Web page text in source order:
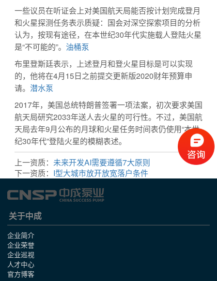
一些议员在听证会上对美国航天局能否按计划完成登月
和火星探测任务表示质疑：国会对深空探索项目的分析
认为，按现有途径，在本世纪30年代实施载人登陆火星
是“不可能的”。 油桶泵
布里登斯廷表示，上述登月和登火星目标是可以实现
的，他将在4月15日之前提交更新版2020财年预算申
请。 潜水泵
2017年，美国总统特朗普签署一项法案，初次要求美国
航天局研究2033年送人去火星的可行性。不过，美国航
天局去年9月公布的月球和火星任务时间表仍使用“本世
纪30年代”登陆火星的模糊表述。
上一资质： 未来开发AI需要遵循7大原则
下一资质： I型大城市放开放宽落户条件
关于中成
企业简介
企业荣誉
企业巡视
人才中心
官方博客